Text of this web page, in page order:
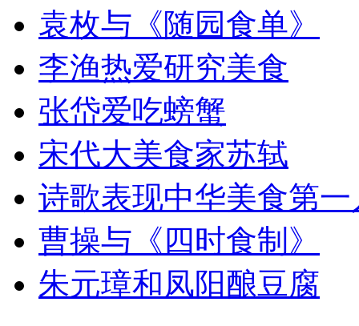
袁枚与《随园食单》
李渔热爱研究美食
张岱爱吃螃蟹
宋代大美食家苏轼
诗歌表现中华美食第
曹操与《四时食制》
朱元璋和凤阳酿豆腐